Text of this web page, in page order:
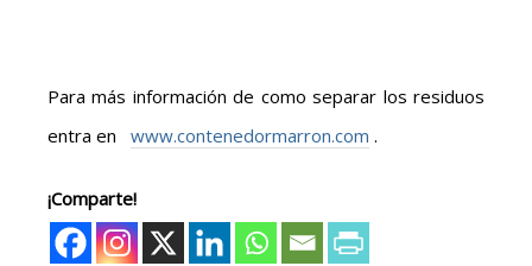
Para más información de como separar los residuos
entra en
www.contenedormarron.com .
¡Comparte!